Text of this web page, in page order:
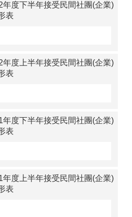
度下半年接受民間社團(企業)
表
度上半年接受民間社團(企業)
表
度下半年接受民間社團(企業)
表
度上半年接受民間社團(企業)
表